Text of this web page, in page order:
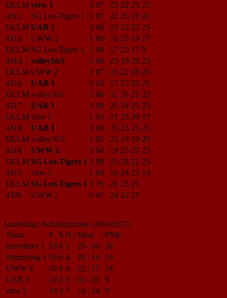
DLLM vtrw 1 3 97 25 22 25 25
4312
SG Leo-Tigers 1 1 87 22 25 19 21
DLLM UAB 1 3 98 25 23 25 25
4313
UWW 2 1 80 19 25 19 17
DLLM SG Leo-Tigers 1 1 68 17 25 17 9
4314
volley16/1 3 94 25 19 25 25
DLLM UWW 2 1 87 25 22 20 20
4316
UAB 1 3 92 17 25 25 25
DLLM volley16/1 1 80 11 26 21 22
4317
UAB 1 3 99 25 24 25 25
DLLM vtrw 1 1 83 21 25 20 17
4319
UAB 1 3 98 25 23 25 25
DLLM volley16/1 1 82 25 18 19 20
4318
UWW 2 3 94 19 25 25 25
DLLM SG Leo-Tigers 1 3 98 25 26 22 25
4315
vtrw 1 1 84 16 24 25 19
DLLM SG Leo-Tigers 1 3 76 26 25 25
4320
UWW 2 0 67 24 22 21
Landesliga Aufstiegsrunde (2016/2017)
Team
# S N | Sätze | PNK
hotvolleys 1
10 9 1 29 : 10
26
Simmering 1 10 6 4 20 : 14
19
UWW 4
10 6 4 22 : 17
18
UAB 2
10 2 8 16 : 25
9
vtrw 2
10 3 7 14 : 24
9